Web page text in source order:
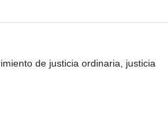
de justicia ordinaria, justicia